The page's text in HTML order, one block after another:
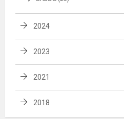
2024
2023
2021
2018